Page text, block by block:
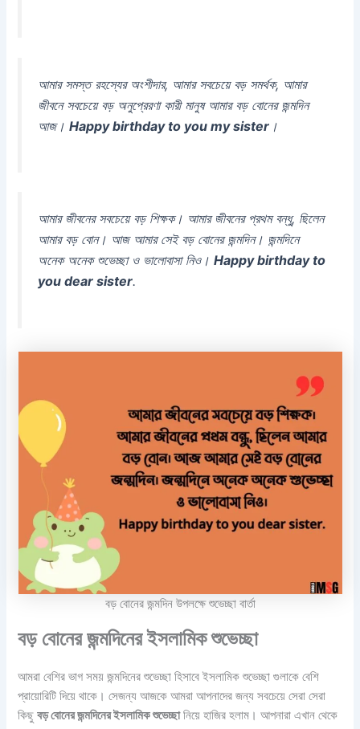
আমার সমস্ত রহস্যের অংশীদার, আমার সবচেয়ে বড় সমর্থক, আমার
জীবনে সবচেয়ে বড় অনুপ্রেরণা কারী মানুষ আমার বড় বোনের জন্মদিন
আজ।Happy birthday to you my sister ।
আমার জীবনের সবচেয়ে বড় শিক্ষক। আমার জীবনের প্রথম বন্ধু, ছিলেন
আমার বড় বোন। আজ আমার সেই বড় বোনের জন্মদিন। জন্মদিনে
অনেক অনেক শুভেচ্ছা ও ভালোবাসা নিও।Happy birthday to
you dear sister.
বড় বোনের জন্মদিন উপলক্ষে শুভেচ্ছা বার্তা
বড় বোনের জন্মদিনের ইসলামিক শুভেচ্ছা
আমরা বেশির ভাগ সময় জন্মদিনের শুভেচ্ছা হিসাবে ইসলামিক শুভেচ্ছা গুলাকে বেশি
প্রায়োরিটি দিয়ে থাকে। সেজন্য আজকে আমরা আপনাদের জন্য সবচেয়ে সেরা সেরা
কিছুবড় বোনের জন্মদিনের ইসলামিক শুভেচ্ছানিয়ে হাজির হলাম। আপনারা এখান থেকে